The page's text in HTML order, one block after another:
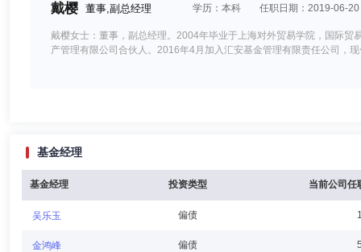
戴樱 董事,副总经理 学历：本科 任职日期：2019-06-20
戴樱女士：董事，副总经理。2004年毕业于上海对外贸易学院，国际
产管理有限公司合伙人。2016年4月加入汇安基金管理有限责任公司，
周金全先生：独立董事。中国人民大学民法学硕士。历任中国仪器进出
高级合伙人。
李海涛 学历：博士
基金经理
基金经理 投资类型 当前公司任
吴乐玉 偏债
金鸿峰 偏债